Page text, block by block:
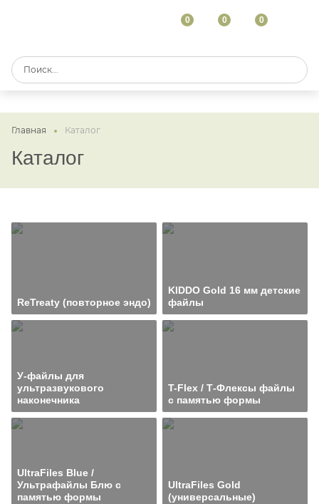
0 0 0
Главная Каталог
Каталог
ReTreaty (повторное эндо)
KIDDO Gold 16 мм детские
файлы
У-файлы для
ультразвукового
наконечника
T-Flex / Т-Флексы файлы
с памятью формы
UltraFiles Blue /
Ультрафайлы Блю с
памятью формы
UltraFiles Gold
(универсальные)